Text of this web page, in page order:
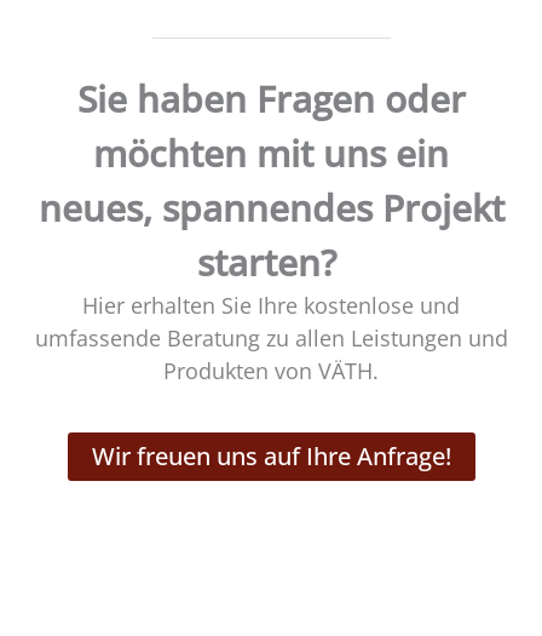
Sie haben Fragen oder
möchten mit uns ein
neues, spannendes Projekt
starten?
Hier erhalten Sie Ihre kostenlose und
umfassende Beratung zu allen Leistungen und
Produkten von VÄTH.
Wir freuen uns auf Ihre Anfrage!